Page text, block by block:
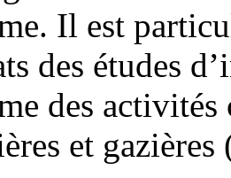
Il est
des études
des
et gazières